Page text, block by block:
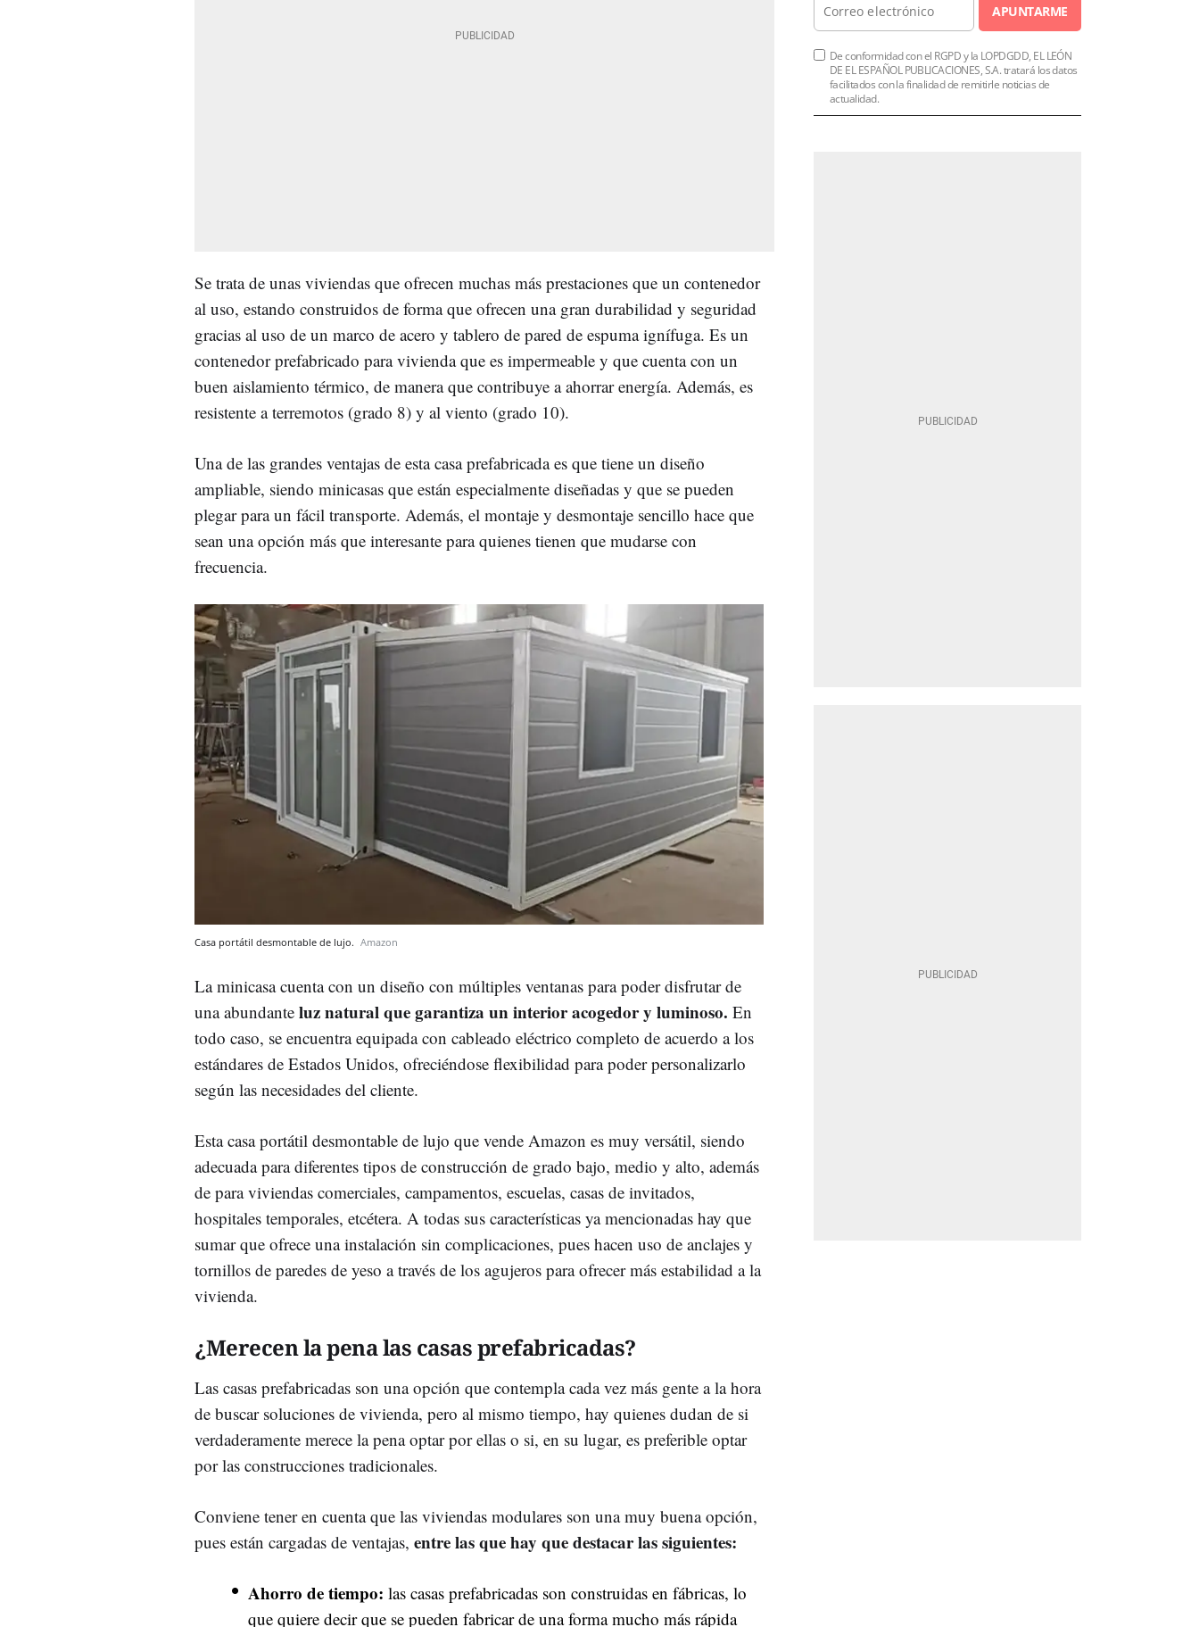
Se trata de unas viviendas que ofrecen muchas más prestaciones que un contenedor
al uso, estando construidos de forma que ofrecen una gran durabilidad y seguridad
gracias al uso de un marco de acero y tablero de pared de espuma ignífuga. Es un
contenedor prefabricado para vivienda que es impermeable y que cuenta con un
buen aislamiento térmico, de manera que contribuye a ahorrar energía. Además, es
resistente a terremotos (grado 8) y al viento (grado 10).
Una de las grandes ventajas de esta casa prefabricada es que tiene un diseño
ampliable, siendo minicasas que están especialmente diseñadas y que se pueden
plegar para un fácil transporte. Además, el montaje y desmontaje sencillo hace que
sean una opción más que interesante para quienes tienen que mudarse con
frecuencia.
Casa portátil desmontable de lujo. Amazon
La minicasa cuenta con un diseño con múltiples ventanas para poder disfrutar de
una abundante luz natural que garantiza un interior acogedor y luminoso. En
todo caso, se encuentra equipada con cableado eléctrico completo de acuerdo a los
estándares de Estados Unidos, ofreciéndose flexibilidad para poder personalizarlo
según las necesidades del cliente.
Esta casa portátil desmontable de lujo que vende Amazon es muy versátil, siendo
adecuada para diferentes tipos de construcción de grado bajo, medio y alto, además
de para viviendas comerciales, campamentos, escuelas, casas de invitados,
hospitales temporales, etcétera. A todas sus características ya mencionadas hay que
sumar que ofrece una instalación sin complicaciones, pues hacen uso de anclajes y
tornillos de paredes de yeso a través de los agujeros para ofrecer más estabilidad a la
vivienda.
¿Merecen la pena las casas prefabricadas?
Las casas prefabricadas son una opción que contempla cada vez más gente a la hora
de buscar soluciones de vivienda, pero al mismo tiempo, hay quienes dudan de si
verdaderamente merece la pena optar por ellas o si, en su lugar, es preferible optar
por las construcciones tradicionales.
Conviene tener en cuenta que las viviendas modulares son una muy buena opción,
pues están cargadas de ventajas, entre las que hay que destacar las siguientes:
Ahorro de tiempo: las casas prefabricadas son construidas en fábricas, lo
que quiere decir que se pueden fabricar de una forma mucho más rápida
APUNTARME
De conformidad con el RGPD y la LOPDGDD, EL LEÓN
DE EL ESPAÑOL PUBLICACIONES, S.A. tratará los datos
facilitados con la finalidad de remitirle noticias de
actualidad.